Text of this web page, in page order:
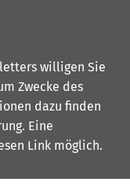
willigen Sie
Zwecke des
dazu finden
. Eine
Link möglich.